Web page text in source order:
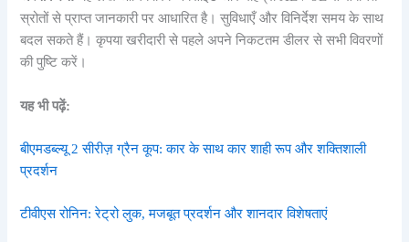
स्रोतों से प्राप्त जानकारी पर आधारित है। सुविधाएँ और विनिर्देश समय के साथ
बदल सकते हैं। कृपया खरीदारी से पहले अपने निकटतम डीलर से सभी विवरणों
की पुष्टि करें।
यह भी पढ़ें:
बीएमडब्ल्यू 2 सीरीज़ ग्रैन कूप: कार के साथ कार शाही रूप और शक्तिशाली
प्रदर्शन
टीवीएस रोनिन: रेट्रो लुक, मजबूत प्रदर्शन और शानदार विशेषताएं